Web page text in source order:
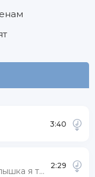
3:40
Я не могу врать тебе малышка я тебя люблю
2:29